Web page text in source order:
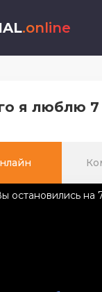
.online
я люблю 7
остановились на